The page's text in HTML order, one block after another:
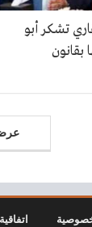
تشكر أبو
بقانون